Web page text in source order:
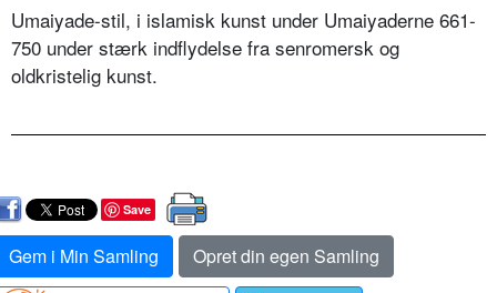
Umaiyade-stil, i islamisk kunst under Umaiyaderne 661-
750 under stærk indflydelse fra senromersk og
oldkristelig kunst.
Save
Gem i Min Samling
Opret din egen Samling